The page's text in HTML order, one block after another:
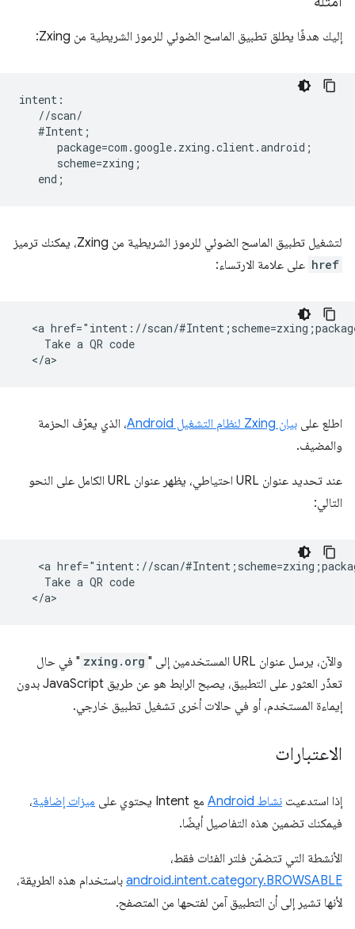
إليك هدفًا يطلق تطبيق الماسح الضوئي للرموز الشريطية من Zxing:
intent:
   //scan/
   #Intent;
      package=com.google.zxing.client.android;
      scheme=zxing;
لتشغيل تطبيق الماسح الضوئي للرموز الشريطية من Zxing، يمكنك ترميز
href على علامة الارتساء:
<a href="intent://scan/
    Take a QR code
اطلع على بيان Zxing لنظام التشغيل Android
، الذي يعرّف الحزمة
والمضيف.
عند تحديد عنوان URL احتياطي، يظهر عنوان URL الكامل على النحو
التالي:
<a href="intent://scan/
    Take a QR code
والآن، يرسل عنوان URL المستخدمين إلى " zxing.org " في حال
تعذّر العثور على التطبيق، يصبح الرابط هو عن طريق JavaScript بدون
إيماءة المستخدم، أو في حالات أخرى تشغيل تطبيق خارجي.
الاعتبارات
إذا استدعيت نشاط Android مع Intent يحتوي على ميزات إضافية،
فيمكنك تضمين هذه التفاصيل أيضًا.
الأنشطة التي تتضمّن فلتر الفئات فقط،
android.intent.category.BROWSABLE باستخدام هذه الطريقة،
لأنها تشير إلى أن التطبيق آمن لفتحها من المتصفح.